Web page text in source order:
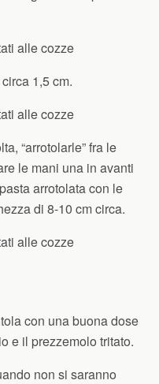
1,5 cm.
“arrotolarle” fra le
le mani una in avanti
arrotolata con le
di 8-10 cm circa.
con una buona dose
e il prezzemolo tritato.
non si saranno